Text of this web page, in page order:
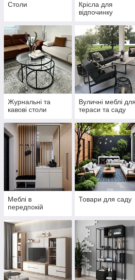
Столи
Крісла для
відпочинку
Журнальні та
кавові столи
Вуличні меблі для
тераси та саду
Меблі в
передпокій
Товари для саду